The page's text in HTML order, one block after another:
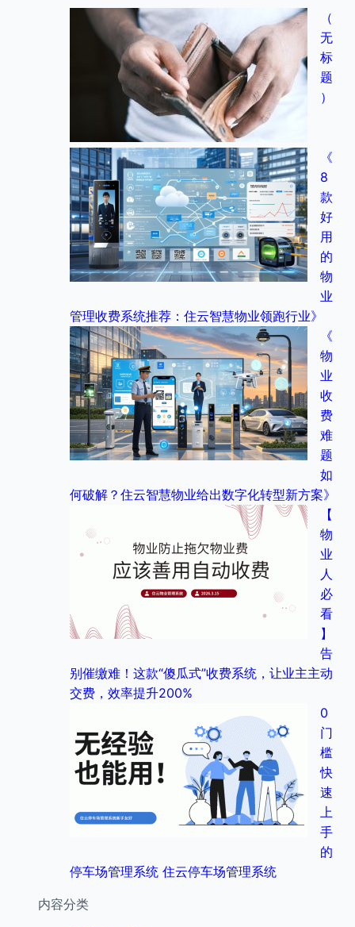
（
无
标
题
）
《
8
款
好
用
的
物
业
管理收费系统推荐：住云智慧物业领跑行业》
《
物
业
收
费
难
题
如
何破解？住云智慧物业给出数字化转型新方案》
【
物
业
人
必
看
】
告
别催缴难！这款“傻瓜式”收费系统，让业主主动
交费，效率提升200%
0
门
槛
快
速
上
手
的
停车场管理系统 住云停车场管理系统
内容分类